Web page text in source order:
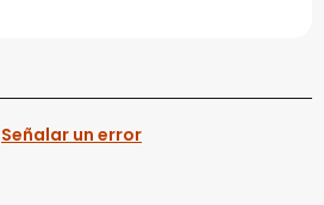
Señalar un error